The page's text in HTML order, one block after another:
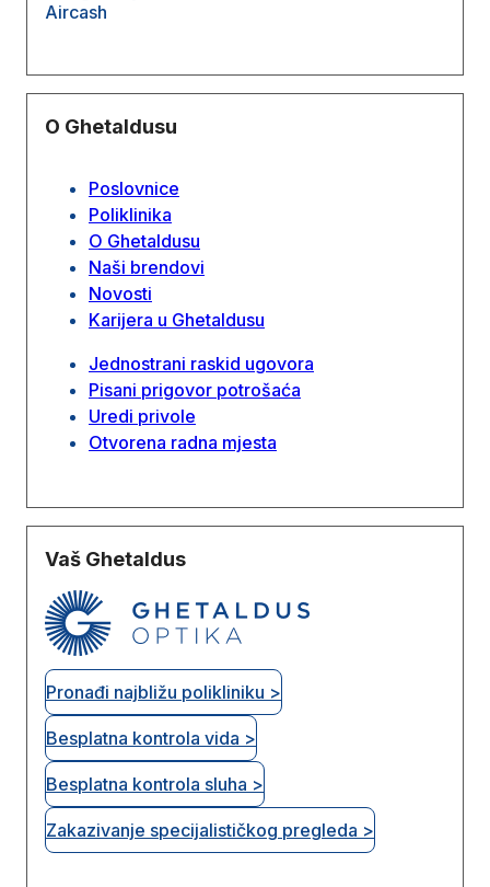
Aircash
O Ghetaldusu
Poslovnice
Poliklinika
O Ghetaldusu
Naši brendovi
Novosti
Karijera u Ghetaldusu
Jednostrani raskid ugovora
Pisani prigovor potrošaća
Uredi privole
Otvorena radna mjesta
Vaš Ghetaldus
Pronađi najbližu polikliniku >
Besplatna kontrola vida >
Besplatna kontrola sluha >
Zakazivanje specijalističkog pregleda >